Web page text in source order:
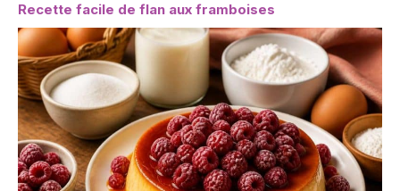
Recette facile de flan aux framboises